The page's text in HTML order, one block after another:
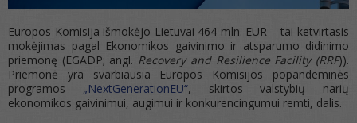
Europos Komisija išmokėjo Lietuvai 464 mln. EUR – tai ketvirtasis
mokėjimas pagal Ekonomikos gaivinimo ir atsparumo didinimo
priemonę (EGADP; angl. Recovery and Resilience Facility (RRF)).
Priemonė yra svarbiausia Europos Komisijos popandeminės
programos „NextGenerationEU“, skirtos valstybių narių
ekonomikos gaivinimui, augimui ir konkurencingumui remti, dalis.